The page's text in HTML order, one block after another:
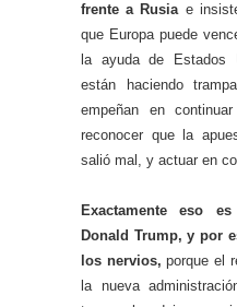
frente a Rusiae
que Europa puede
la ayuda de Estados
están haciendo
empeñan en
reconocer que la
salió mal, y actuar en
Exactamente eso
Donald Trump, y por
los nervios, porque el
la nueva